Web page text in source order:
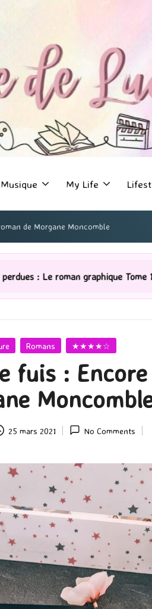
Musique My Life
de Morgane Moncomble
Tome 1 Partie 2
Romans ★★★★☆
fuis :
25 mars 2021 No Comments